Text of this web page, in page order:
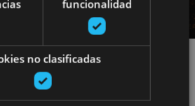
(DEL 18 AL 27
funcionalidad
no clasificadas